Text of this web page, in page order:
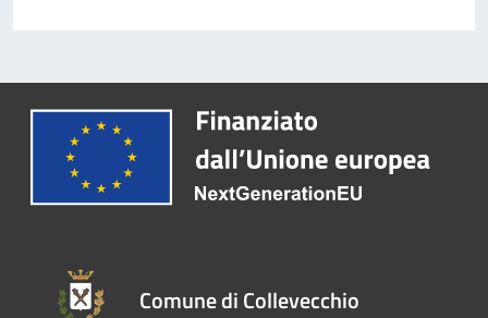
Comune di Collevecchio